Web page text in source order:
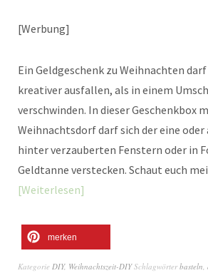
[Werbung]
Ein Geldgeschenk zu Weihnachten
kreativer ausfallen, als in einem
verschwinden. In dieser Geschenkbox
Weihnachtsdorf darf sich der eine oder
hinter verzauberten Fenstern oder in
Geldtanne verstecken. Schaut euch
Weiterlesen
merken
Kategorie DIY, Weihnachtszeit-DIY Schlagwörterbasteln,